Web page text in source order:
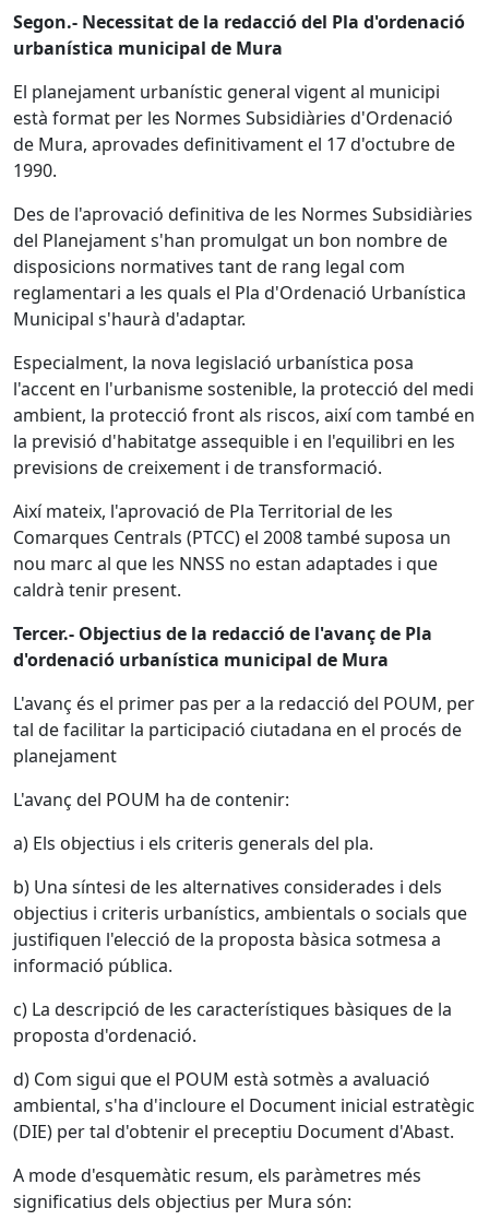
Segon.- Necessitat de la redacció del Pla d'ordenació
urbanística municipal de Mura
El planejament urbanístic general vigent al municipi
està format per les Normes Subsidiàries d'Ordenació
de Mura, aprovades definitivament el 17 d'octubre de
1990.
Des de l'aprovació definitiva de les Normes Subsidiàries
del Planejament s'han promulgat un bon nombre de
disposicions normatives tant de rang legal com
reglamentari a les quals el Pla d'Ordenació Urbanística
Municipal s'haurà d'adaptar.
Especialment, la nova legislació urbanística posa
l'accent en l'urbanisme sostenible, la protecció del medi
ambient, la protecció front als riscos, així com també en
la previsió d'habitatge assequible i en l'equilibri en les
previsions de creixement i de transformació.
Així mateix, l'aprovació de Pla Territorial de les
Comarques Centrals (PTCC) el 2008 també suposa un
nou marc al que les NNSS no estan adaptades i que
caldrà tenir present.
Tercer.- Objectius de la redacció de l'avanç de Pla
d'ordenació urbanística municipal de Mura
L'avanç és el primer pas per a la redacció del POUM, per
tal de facilitar la participació ciutadana en el procés de
planejament
L'avanç del POUM ha de contenir:
a) Els objectius i els criteris generals del pla.
b) Una síntesi de les alternatives considerades i dels
objectius i criteris urbanístics, ambientals o socials que
justifiquen l'elecció de la proposta bàsica sotmesa a
informació pública.
c) La descripció de les característiques bàsiques de la
proposta d'ordenació.
d) Com sigui que el POUM està sotmès a avaluació
ambiental, s'ha d'incloure el Document inicial estratègic
(DIE) per tal d'obtenir el preceptiu Document d'Abast.
A mode d'esquemàtic resum, els paràmetres més
significatius dels objectius per Mura són: